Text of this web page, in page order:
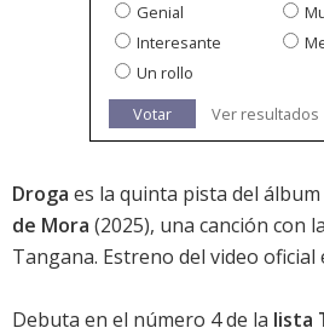
Genial
Interesante
Un rollo
Votar
Ver resultados
Droga es la quinta pista del álbum
de Mora (2025), una canción con
Tangana. Estreno del video oficial
Debuta en el número 4de la lista